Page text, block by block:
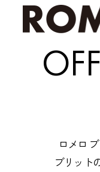
ロメロ
ブリット